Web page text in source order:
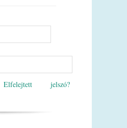
Elfelejtett jelszó?